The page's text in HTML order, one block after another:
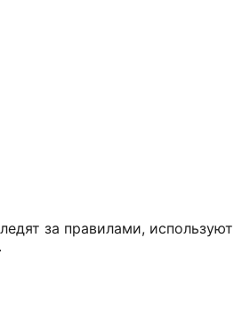
за правилами, используют